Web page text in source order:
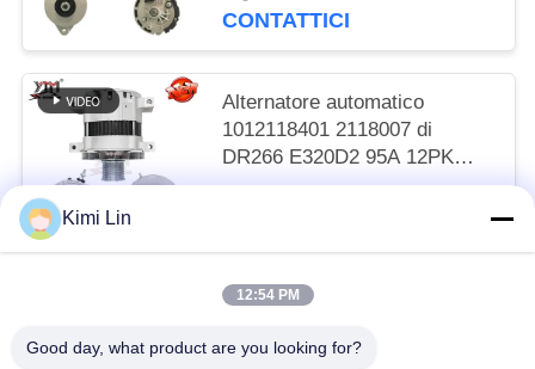
CONTATTICI
Alternatore automatico
1012118401 2118007 di
DR266 E320D2 95A 12PK
101211-8400
Kimi Lin
12:54 PM
Good day, what product are you looking for?